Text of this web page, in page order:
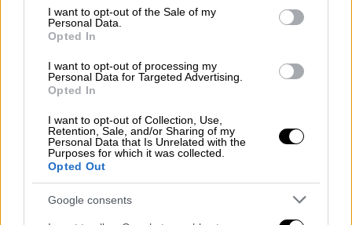
consent section.
I want to opt-out of the Sale of my
Personal Data.
Opted In
I want to opt-out of processing my
Personal Data for Targeted Advertising.
Opted In
I want to opt-out of Collection, Use,
Retention, Sale, and/or Sharing of my
Personal Data that Is Unrelated with the
Purposes for which it was collected.
Opted Out
Google consents
προληπτικής απαγόρευσης της κυκλοφορίας
οχημάτων και παραμονής εκδρομέων σε
περιοχές.
έκκληση στουςπολίτες:
1. Να είναι ιδιαίτερα προσεκτικοί και να
αποφεύγουν ενέργειες στην ύπαιθρο που
μπορούν να προκαλέσουν πυρκαγιά από